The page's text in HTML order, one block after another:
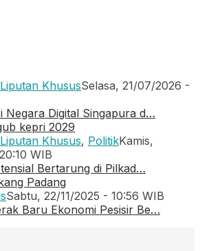
Liputan KhususSelasa, 21/07/2026 -
Negara Digital Singapura d…
Liputan Khusus, PolitikKamis,
WIB
Bertarung di Pilkad…
Sabtu, 22/11/2025 - 10:56 WIB
Baru Ekonomi Pesisir Be…